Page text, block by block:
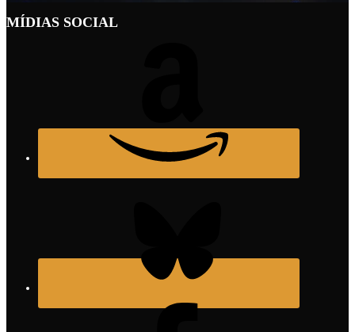
MÍDIAS SOCIAL